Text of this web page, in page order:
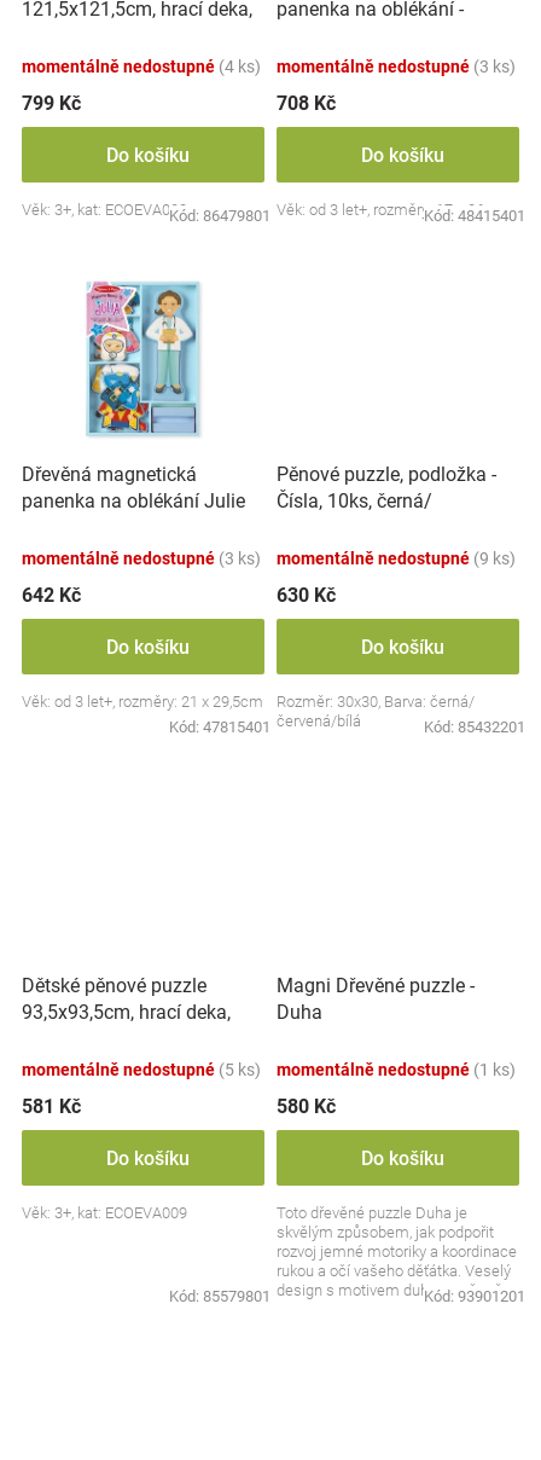
Značky
Blog
Hračkářství
Přihlášení
u
t
ů
121,5x121,5cm, hrací deka,
dílů
momentálně nedostupné (4 ks)
799 Kč
Do košíku
Věk: 3+, kat: ECOEVA008Kód: 86479801
panenka na oblékání -
momentálně nedostupné (3 ks)
708 Kč
Do košíku
Věk: od 3 let+, rozměry: 17 x 26 cm
Kód: 48415401
Dřevěná magnetická
panenka na oblékání Julie
momentálně nedostupné (3 ks)
642 Kč
Do košíku
Věk: od 3 let+, rozměry: 21 x 29,5cm
Kód: 47815401
Pěnové puzzle, podložka -
Čísla, 10ks, černá/
momentálně nedostupné (9 ks)
630 Kč
Do košíku
Rozměr: 30x30, Barva: černá/
červená/bílá
Kód: 85432201
Dětské pěnové puzzle
93,5x93,5cm, hrací deka,
dílů, ECO Toys
momentálně nedostupné (5 ks)
581 Kč
Do košíku
Věk: 3+, kat: ECOEVA009
Kód: 85579801
Magni Dřevěné puzzle -
Duha
momentálně nedostupné (1 ks)
580 Kč
Do košíku
Toto dřevěné puzzle Duha je
skvělým způsobem, jak podpořit
rozvoj jemné motoriky a koordinace
rukou a očí vašeho děťátka. Veselý
design s motivem duhy zaručeně
Kód: 93901201